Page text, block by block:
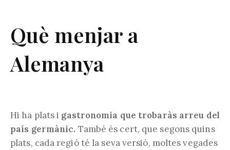
Què menjar a
Alemanya
Hi ha plats i gastronomia que trobaràs arreu del
país germànic. També és cert, que segons quins
plats, cada regió té la seva versió, moltes vegades